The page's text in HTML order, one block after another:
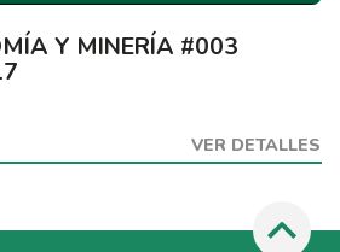
Y MINERÍA #003
VER DETALLES